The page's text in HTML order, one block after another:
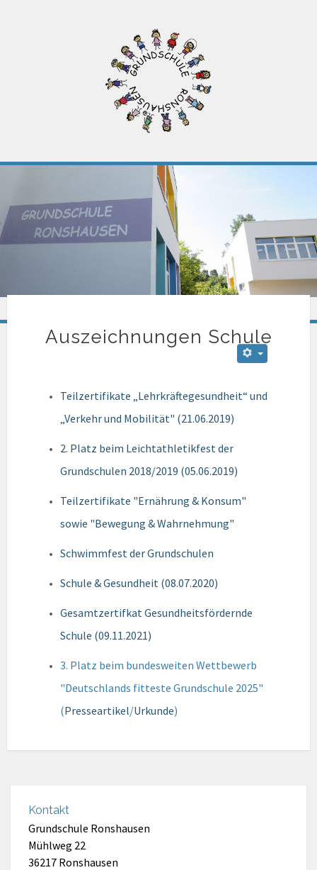
Kontakt
Grundschule Ronshausen
Mühlweg 22
36217 Ronshausen
Auszeichnungen Schule
Teilzertifikate „Lehrkräftegesundheit“ und
„Verkehr und Mobilität" (21.06.2019)
2. Platz beim Leichtathletikfest der
Grundschulen 2018/2019 (05.06.2019)
Teilzertifikate "Ernährung & Konsum"
sowie "Bewegung & Wahrnehmung"
Schwimmfest der Grundschulen
Schule & Gesundheit (08.07.2020)
Gesamtzertifkat Gesundheitsfördernde
Schule (09.11.2021)
3. Platz beim bundesweiten Wettbewerb
"Deutschlands fitteste Grundschule 2025"
(Presseartikel/Urkunde)